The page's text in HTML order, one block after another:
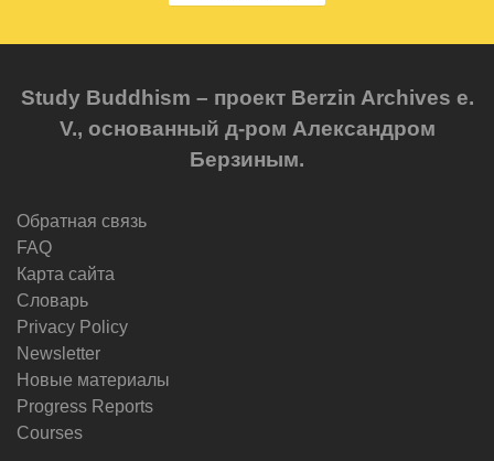
Study Buddhism – проект Berzin Archives e.
V., основанный д-ром Александром
Берзиным.
Обратная связь
FAQ
Карта сайта
Словарь
Privacy Policy
Newsletter
Новые материалы
Progress Reports
Courses